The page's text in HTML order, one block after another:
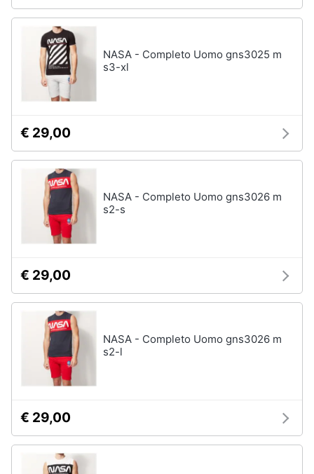
NASA - Completo Uomo gns3025 m
s3-xl
€ 29,00
NASA - Completo Uomo gns3026 m
s2-s
€ 29,00
NASA - Completo Uomo gns3026 m
s2-l
€ 29,00